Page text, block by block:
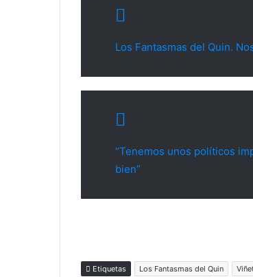
Los Fantasmas del Quin.
“Tenemos unos políticos
bien”
Etiquetas Los Fantasmas del Quin